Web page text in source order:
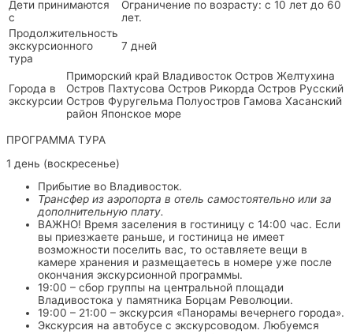
Дети принимаются
с
Ограничение по возрасту: с 10 лет до 60
лет.
Продолжительность
экскурсионного
тура
7 дней
Города в
экскурсии
Приморский край Владивосток Остров Желтухина
Остров Пахтусова Остров Рикорда Остров Русский
Остров Фуругельма Полуостров Гамова Хасанский
район Японское море
ПРОГРАММА ТУРА
1 день (воскресенье)
Прибытие во Владивосток.
Трансфер из аэропорта в отель самостоятельно или за
дополнительную плату.
ВАЖНО! Время заселения в гостиницу с 14:00 час. Если
вы приезжаете раньше, и гостиница не имеет
возможности поселить вас, то оставляете вещи в
камере хранения и размещаетесь в номере уже после
окончания экскурсионной программы.
19:00 – сбор группы на центральной площади
Владивостока у памятника Борцам Революции.
19:00 – 21:00 – экскурсия «Панорамы вечернего города».
Экскурсия на автобусе с экскурсоводом. Любуемся